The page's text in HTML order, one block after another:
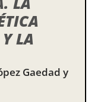
LA
Gaedad y